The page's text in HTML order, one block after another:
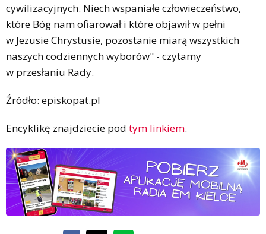
cywilizacyjnych. Niech wspaniałe człowieczeństwo,
które Bóg nam ofiarował i które objawił w pełni
w Jezusie Chrystusie, pozostanie miarą wszystkich
naszych codziennych wyborów" - czytamy
w przesłaniu Rady.
Źródło: episkopat.pl
Encyklikę znajdziecie pod tym linkiem.